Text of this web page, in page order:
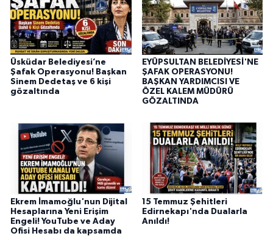
Üsküdar Belediyesi’ne
Şafak Operasyonu! Başkan
Sinem Dedetaş ve 6 kişi
gözaltında
EYÜPSULTAN BELEDİYESİ'NE
ŞAFAK OPERASYONU!
BAŞKAN YARDIMCISI VE
ÖZEL KALEM MÜDÜRÜ
GÖZALTINDA
Ekrem İmamoğlu'nun Dijital
Hesaplarına Yeni Erişim
Engeli! YouTube ve Aday
Ofisi Hesabı da kapsamda
15 Temmuz Şehitleri
Edirnekapı'nda Dualarla
Anıldı!